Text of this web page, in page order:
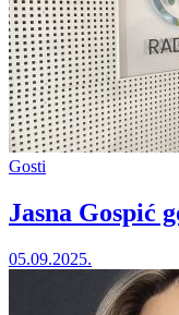
Gosti
Jasna Gospić
05.09.2025.